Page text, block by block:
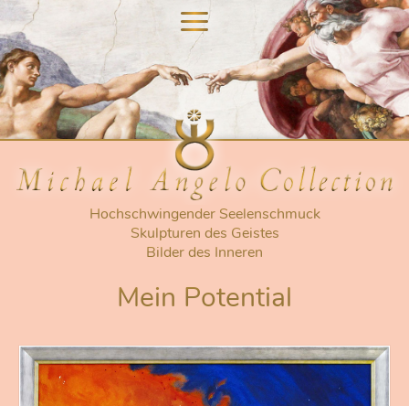
Hochschwingender Seelenschmuck
Skulpturen des Geistes
Bilder des Inneren
Mein Potential